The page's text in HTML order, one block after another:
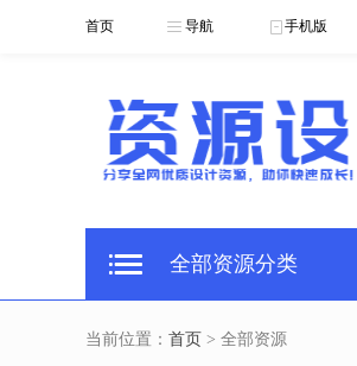
首页 导航 手机版
全部资源分类
当前位置： 首页 > 全部资源